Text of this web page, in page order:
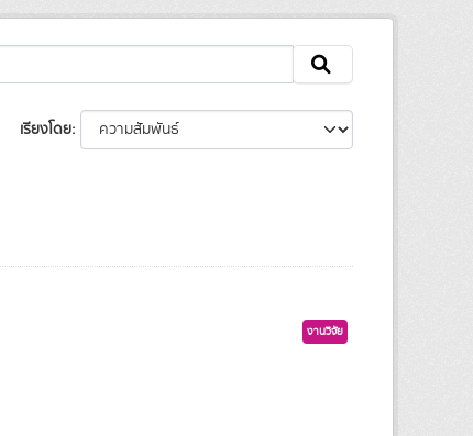
เรียงโดย
งานวิจัย